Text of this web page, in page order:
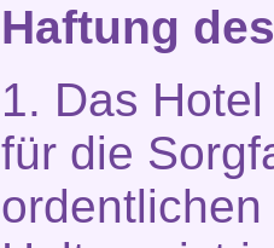
Haftung
1. Das
für die